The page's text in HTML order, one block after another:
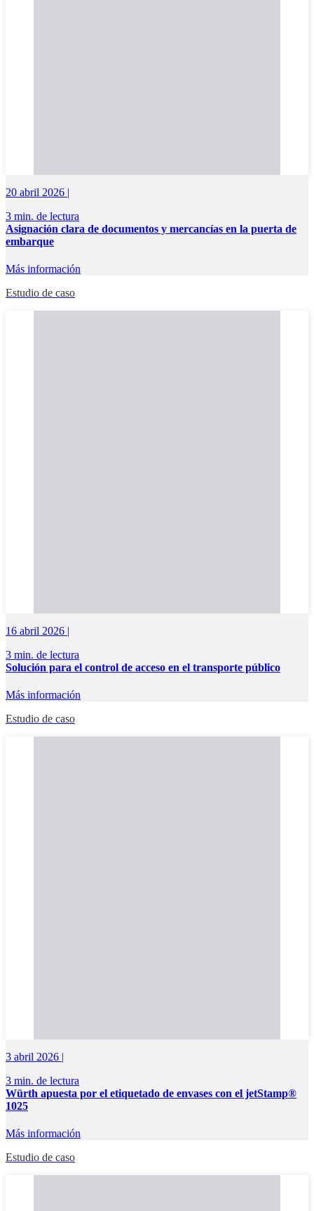
20 abril 2026 |
3 min. de lectura
Asignación clara de documentos y mercancías en la puerta de
embarque
Más información
Estudio de caso
16 abril 2026 |
3 min. de lectura
Solución para el control de acceso en el transporte público
Más información
Estudio de caso
3 abril 2026 |
3 min. de lectura
Würth apuesta por el etiquetado de envases con el jetStamp®
1025
Más información
Estudio de caso